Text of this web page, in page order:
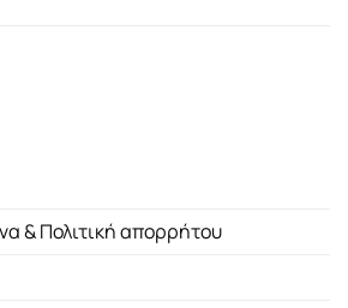
& Πολιτική απορρήτου